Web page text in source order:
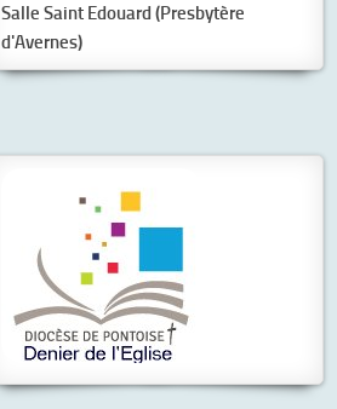
Salle Saint Edouard (Presbytère
d'Avernes)